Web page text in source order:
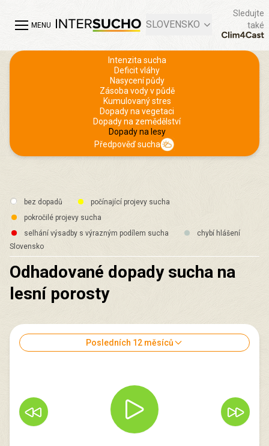
MENU SLOVENSKO
Sledujte
také
Intenzita sucha
Deficit vláhy
Nasycení půdy
Zásoba vody v půdě
Kumulovaný stres
Dopady na vegetaci
Dopady na zemědělství
Dopady na lesy
Předpověď sucha
bez dopadů
počínající projevy sucha
pokročilé projevy sucha
selhání výsadby s výrazným podílem sucha
chybí hlášení
Slovensko
Odhadované dopady sucha na
lesní porosty
Posledních 12 měsíců